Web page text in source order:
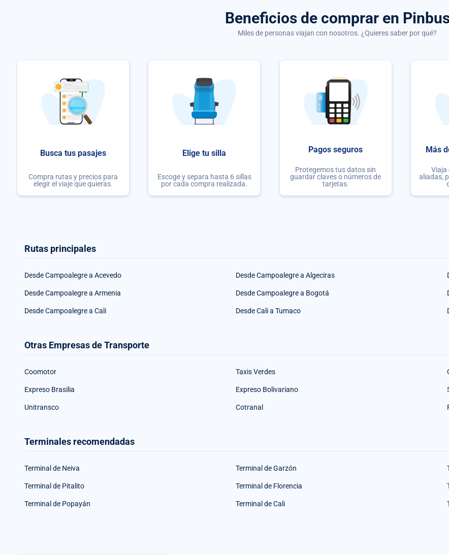
Beneficios de comprar en
Miles de personas viajan con nosotros. ¿Quieres saber por qué?
Busca tus pasajes
Compra rutas y precios para
elegir el viaje que quieras.
Elige tu silla
Escoge y separa hasta 6 sillas
por cada compra realizada.
Pagos seguros
Protegemos tus datos sin
guardar claves o números de
tarjetas.
Más
Viaja
aliadas,
Rutas principales
Desde Campoalegre a Acevedo Desde Campoalegre a Algeciras
Desde Campoalegre a Armenia Desde Campoalegre a Bogotá
Desde Campoalegre a Cali Desde Cali a Tumaco
Otras Empresas de Transporte
Coomotor Taxis Verdes
Expreso Brasilia Expreso Bolivariano
Unitransco Cotranal
Terminales recomendadas
Terminal de Neiva Terminal de Garzón
Terminal de Pitalito Terminal de Florencia
Terminal de Popayán Terminal de Cali